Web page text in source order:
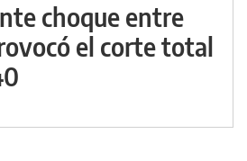
choque entre
el corte total